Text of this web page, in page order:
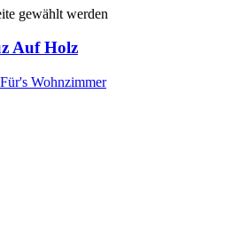
gewählt werden
Auf Holz
Für's Wohnzimmer